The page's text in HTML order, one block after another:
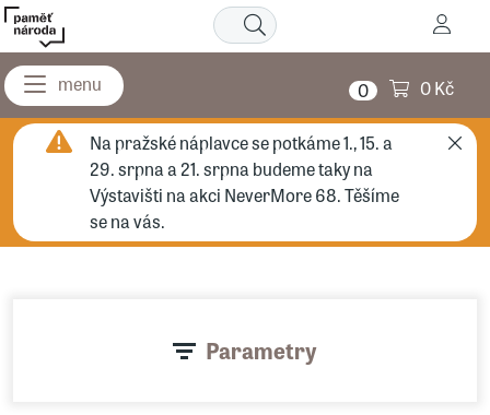
0 0 Kč
Na pražské náplavce se potkáme 1., 15. a
29. srpna a 21. srpna budeme taky na
Výstavišti na akci NeverMore 68. Těšíme
se na vás.
Parametry